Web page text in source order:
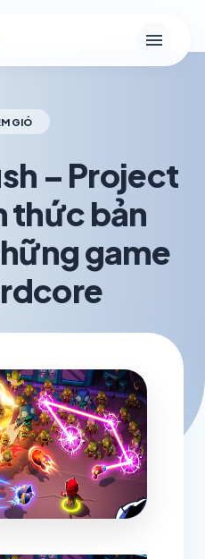
menu
GIÓ
– Project
thức bản
game